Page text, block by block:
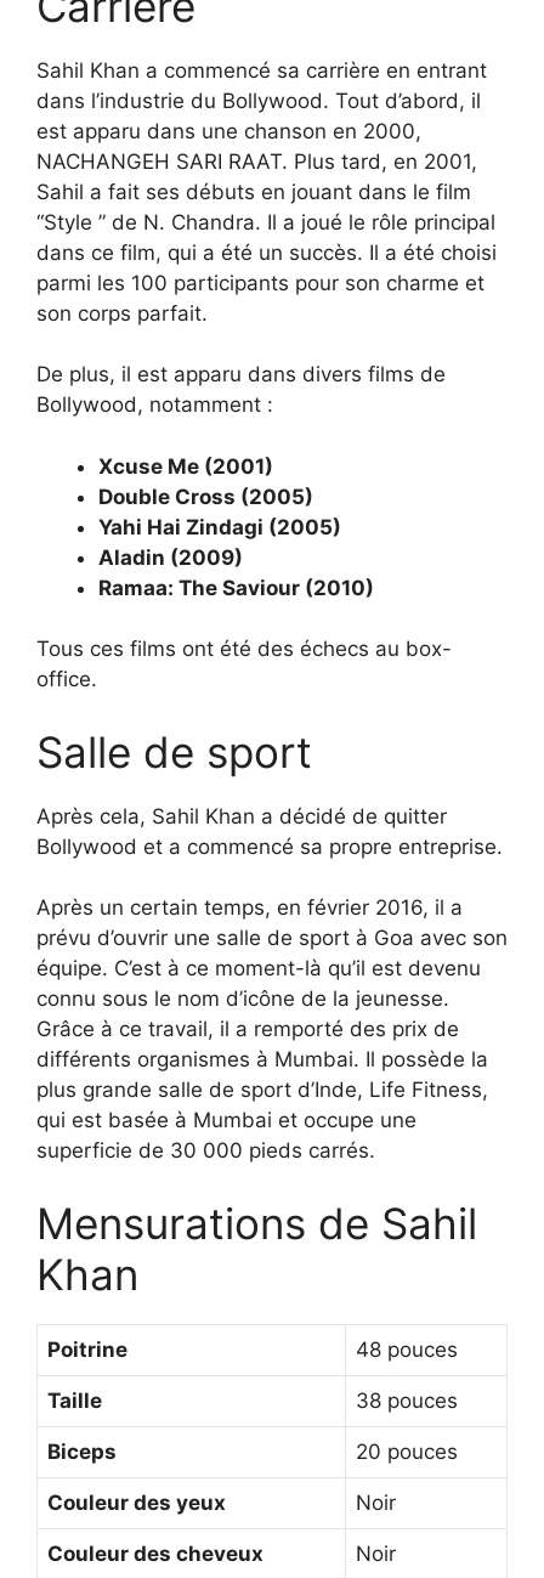
Sahil Khan a commencé sa carrière en entrant
dans l’industrie du Bollywood. Tout d’abord, il
est apparu dans une chanson en 2000,
NACHANGEH SARI RAAT. Plus tard, en 2001,
Sahil a fait ses débuts en jouant dans le film
“Style ” de N. Chandra. Il a joué le rôle principal
dans ce film, qui a été un succès. Il a été choisi
parmi les 100 participants pour son charme et
son corps parfait.
De plus, il est apparu dans divers films de
Bollywood, notamment :
Xcuse Me (2001)
Double Cross (2005)
Yahi Hai Zindagi (2005)
Aladin (2009)
Ramaa: The Saviour (2010)
Tous ces films ont été des échecs au box-
office.
Salle de sport
Après cela, Sahil Khan a décidé de quitter
Bollywood et a commencé sa propre entreprise.
Après un certain temps, en février 2016, il a
prévu d’ouvrir une salle de sport à Goa avec son
équipe. C’est à ce moment-là qu’il est devenu
connu sous le nom d’icône de la jeunesse.
Grâce à ce travail, il a remporté des prix de
différents organismes à Mumbai. Il possède la
plus grande salle de sport d’Inde, Life Fitness,
qui est basée à Mumbai et occupe une
superficie de 30 000 pieds carrés.
Mensurations de Sahil
Khan
Poitrine 48 pouces
Taille 38 pouces
Biceps 20 pouces
Couleur des yeux Noir
Couleur des cheveux Noir